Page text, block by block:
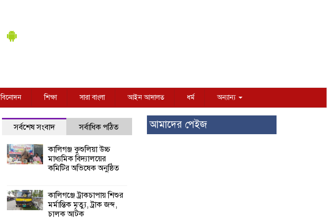
বিনোদন শিক্ষা সারা বাংলা আইন আদালত ধর্ম অন্যান্য
সর্বশেষ সংবাদ সর্বাধিক পঠিত
কালিগঞ্জ কুশুলিয়া উচ্চ
মাধ্যমিক বিদ্যালয়ের
কমিটির অভিষেক অনুষ্ঠিত
কালিগঞ্জে ট্রাকচাপায় শিশুর
মর্মান্তিক মৃত্যু, ট্রাক জব্দ,
চালক আটক
আমাদের পেইজ